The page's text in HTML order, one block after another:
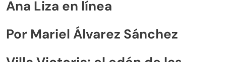
Ana Liza en línea
Por Mariel Álvarez Sánchez